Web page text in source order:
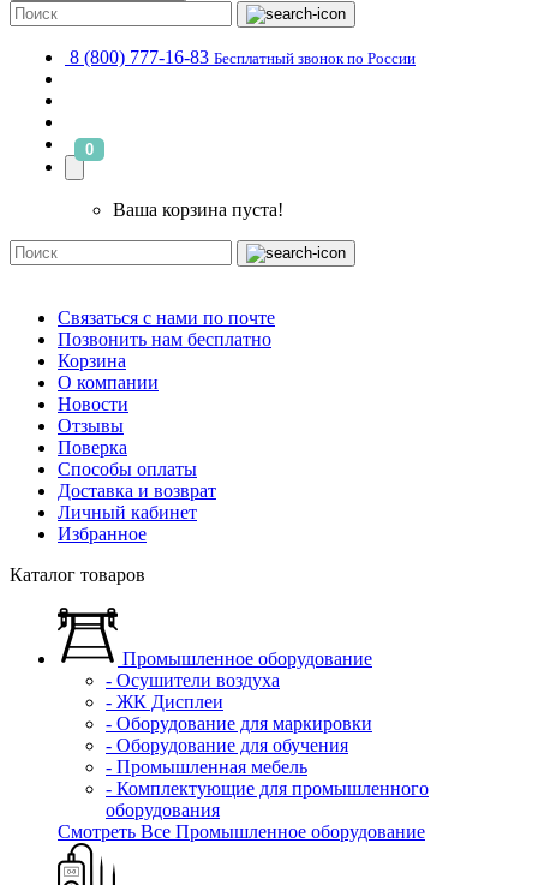
8 (800) 777-16-83 Бесплатный звонок по России
0
Ваша корзина пуста!
Связаться с нами по почте
Позвонить нам бесплатно
Корзина
О компании
Новости
Отзывы
Поверка
Способы оплаты
Доставка и возврат
Личный кабинет
Избранное
Каталог товаров
Промышленное оборудование
- Осушители воздуха
- ЖК Дисплеи
- Оборудование для маркировки
- Оборудование для обучения
- Промышленная мебель
- Комплектующие для промышленного
оборудования
Смотреть Все Промышленное оборудование